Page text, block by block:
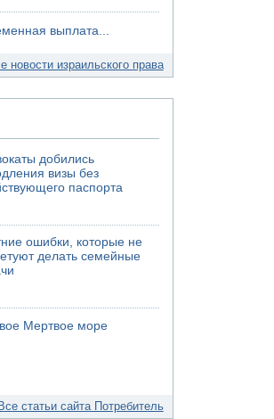
выплата...
новости израильского права
добились
визы без
паспорта
ошибки, которые не
делать семейные
Мертвое море
статьи сайта Потребитель